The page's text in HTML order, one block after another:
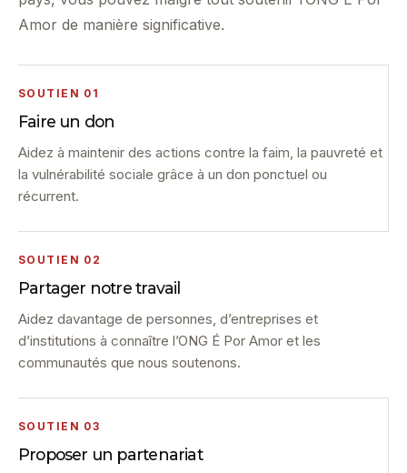
Amor de manière significative.
SOUTIEN 01
Faire un don
Aidez à maintenir des actions contre la faim, la pauvreté et
la vulnérabilité sociale grâce à un don ponctuel ou
récurrent.
SOUTIEN 02
Partager notre travail
Aidez davantage de personnes, d’entreprises et
d’institutions à connaître l’ONG É Por Amor et les
communautés que nous soutenons.
SOUTIEN 03
Proposer un partenariat